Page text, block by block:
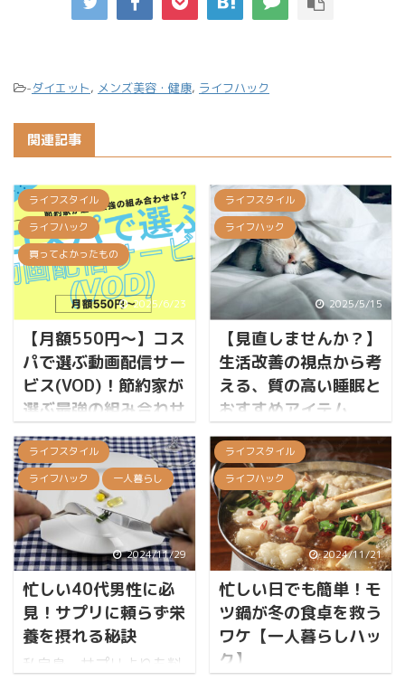
-ダイエット, メンズ美容・健康, ライフハック
関連記事
ライフスタイル
ライフハック
買ってよかったもの
2025/6/23
【月額550円〜】コス
パで選ぶ動画配信サー
ビス(VOD)！節約家が
選ぶ最強の組み合わせ
は？
VODの固定費、見直しま
せんか？賢い節約家は
「組み合わせ」で考える
契約は少ない方がいい
し、見なくても優雅に生
活できる人はいるかもし
れない ただ、私はアニメ
が観たいし映画も観たい
しバラエティも観たい と
いうわけで、たくさんの
VODを契約しては解約し
ライフスタイル
ライフハック
2025/5/15
【見直しませんか？】
生活改善の視点から考
える、質の高い睡眠と
おすすめアイテム
最近寝れてる？ めちゃく
ちゃ聞かれるくらい目の
クマがやばい 寝ても寝て
も寝足りないので今回は
その改善を試みる きなこ
KINAKOですX（日常更新
多め）、をやってます
日々の生活において、睡
眠の質は非常に重要な要
素だと感じています。 今
回は、生活改善という観
点から、質の高い睡眠を
ライフスタイル
ライフハック
一人暮らし
2024/11/29
忙しい40代男性に必
見！サプリに頼らず栄
養を摂れる秘訣
私自身、サプリよりも料
ライフスタイル
ライフハック
2024/11/21
忙しい日でも簡単！モ
ツ鍋が冬の食卓を救う
ワケ【一人暮らしハッ
ク】